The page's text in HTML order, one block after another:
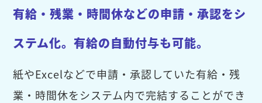
有給・残業・時間休などの申請・承認をシ
ステム化。有給の自動付与も可能。
紙やExcelなどで申請・承認していた有給・残
業・時間休をシステム内で完結することができ